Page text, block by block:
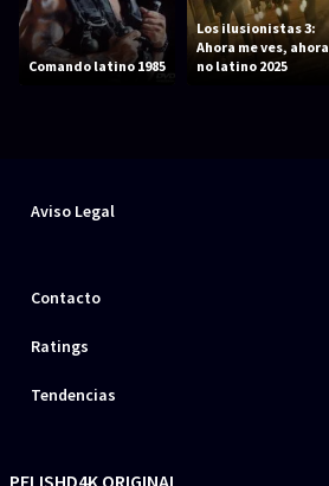
Comando latino 1985
Los ilusionistas 3:
Ahora me ves, ahora
no latino 2025
Aviso Legal
Contacto
Ratings
Tendencias
PELISHD4K ORIGINAL